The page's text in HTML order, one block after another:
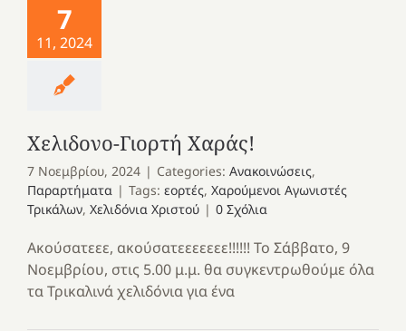
7
11, 2024
Χελιδονο-Γιορτή Χαράς!
7 Νοεμβρίου, 2024 | Categories: Ανακοινώσεις,
Παραρτήματα | Tags: εορτές, Χαρούμενοι Αγωνιστές
Τρικάλων, Χελιδόνια Χριστού | 0 Σχόλια
Ακούσατεεε, ακούσατεεεεεεε!!!!!! Το Σάββατο, 9
Νοεμβρίου, στις 5.00 μ.μ. θα συγκεντρωθούμε όλα
τα Τρικαλινά χελιδόνια για ένα